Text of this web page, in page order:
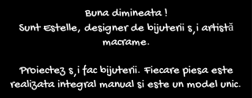
Buna dimineata !
Sunt Estelle, designer de bijuterii și artistă
macrame.
Proiectez și fac bijuterii. Fiecare piesa este
realizata integral manual si este un model unic.